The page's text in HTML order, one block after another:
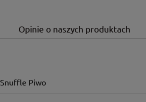
Opinie o naszych produktach
Snuffle Piwo